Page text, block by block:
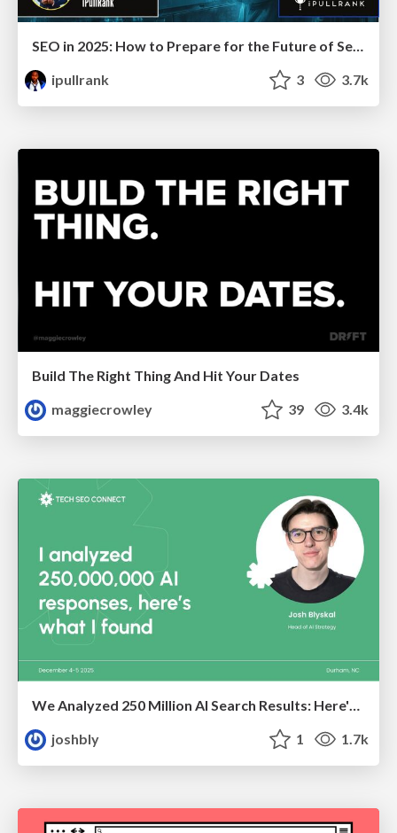
ipullrank
3 3.7k
Build The Right Thing And Hit Your Dates
maggiecrowley
39 3.4k
We Analyzed 250 Million AI Search Results: Here's What I Found
joshbly
1 1.7k